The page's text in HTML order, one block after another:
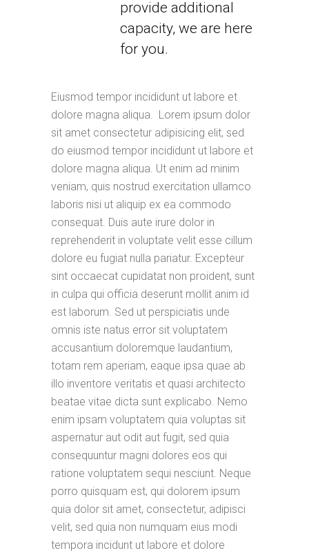
provide additional
capacity, we are here
for you.
Eiusmod tempor incididunt ut labore et
dolore magna aliqua. Lorem ipsum dolor
sit amet consectetur adipisicing elit, sed
do eiusmod tempor incididunt ut labore et
dolore magna aliqua. Ut enim ad minim
veniam, quis nostrud exercitation ullamco
laboris nisi ut aliquip ex ea commodo
consequat. Duis aute irure dolor in
reprehenderit in voluptate velit esse cillum
dolore eu fugiat nulla pariatur. Excepteur
sint occaecat cupidatat non proident, sunt
in culpa qui officia deserunt mollit anim id
est laborum. Sed ut perspiciatis unde
omnis iste natus error sit voluptatem
accusantium doloremque laudantium,
totam rem aperiam, eaque ipsa quae ab
illo inventore veritatis et quasi architecto
beatae vitae dicta sunt explicabo. Nemo
enim ipsam voluptatem quia voluptas sit
aspernatur aut odit aut fugit, sed quia
consequuntur magni dolores eos qui
ratione voluptatem sequi nesciunt. Neque
porro quisquam est, qui dolorem ipsum
quia dolor sit amet, consectetur, adipisci
velit, sed quia non numquam eius modi
tempora incidunt ut labore et dolore